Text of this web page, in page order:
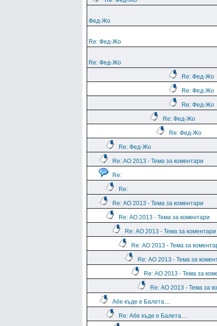
Фед-Жо
Re: Фед-Жо
Re: Фед-Жо
Re: Фед-Жо
Re: Фед-Жо
Re: Фед-Жо
Re: Фед-Жо
Re: Фед-Жо
Re: Фед-Жо
Re: АО 2013 - Тема за коментари
Re:
Re:
Re: АО 2013 - Тема за коментари
Re: АО 2013 - Тема за коментари
Re: АО 2013 - Тема за коментари
Re: АО 2013 - Тема за
Re: АО 2013 - Тема за
Re: АО 2013 - Тема за
Re: АО 2013 - Тема за
Абе къде е Балета....
Re: Абе къде е Балета....